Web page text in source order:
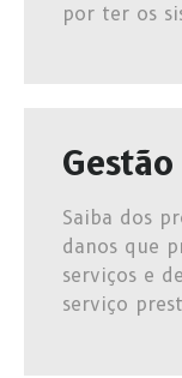
por ter os
Saiba dos
danos que
serviços e
serviço